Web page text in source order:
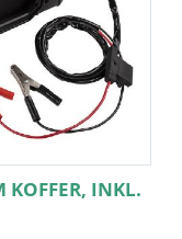
KOFFER, INKL.